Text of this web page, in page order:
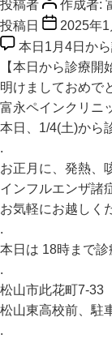
投稿者 作成者:
投稿日
2025年1
本日1月4日か
【本日から診療開
明けましておめで
富永ペインクリニ
本日、1/4(土)から
.
お正月に、発熱、
インフルエンザ諸
お気軽にお越しく
.
本日は 18時まで
.
松山市此花町7-33
松山東高校前、駐
.